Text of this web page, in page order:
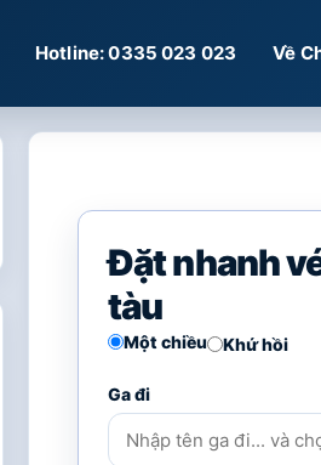
Hotline: 0335 023 023 Về
Đặt nhanh
tàu
Một chiều Khứ hồi
Ga đi